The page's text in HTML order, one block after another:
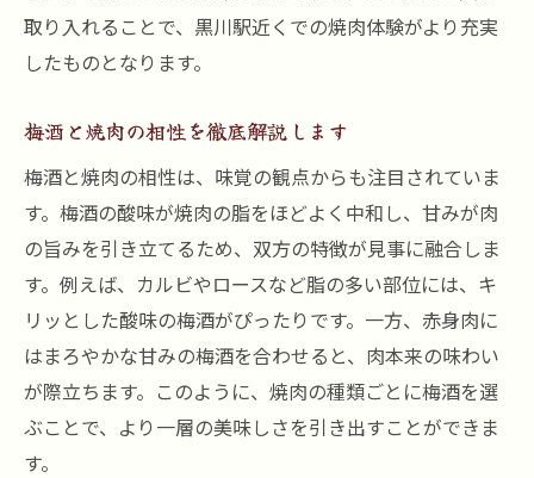
焼肉と相性抜群の梅酒の選び方ポイント
焼肉好きが選ぶ梅酒のおすすめ基準
梅酒で焼肉の風味を深めるコツとは
焼肉ごとに合う梅酒の選び方ガイド
焼肉にぴったりな梅酒の種類と特徴
焼肉との組み合わせで変わる梅酒の楽しみ
方
焼肉と一緒に味わう梅酒の極意を伝授
焼肉と梅酒のベストなペアリング例紹介
取り入れることで、黒川駅近くでの焼肉体験がより充実
したものとなります。
梅酒と焼肉の相性を徹底解説します
梅酒と焼肉の相性は、味覚の観点からも注目されていま
す。梅酒の酸味が焼肉の脂をほどよく中和し、甘みが肉
の旨みを引き立てるため、双方の特徴が見事に融合しま
す。例えば、カルビやロースなど脂の多い部位には、キ
リッとした酸味の梅酒がぴったりです。一方、赤身肉に
はまろやかな甘みの梅酒を合わせると、肉本来の味わい
が際立ちます。このように、焼肉の種類ごとに梅酒を選
ぶことで、より一層の美味しさを引き出すことができま
す。